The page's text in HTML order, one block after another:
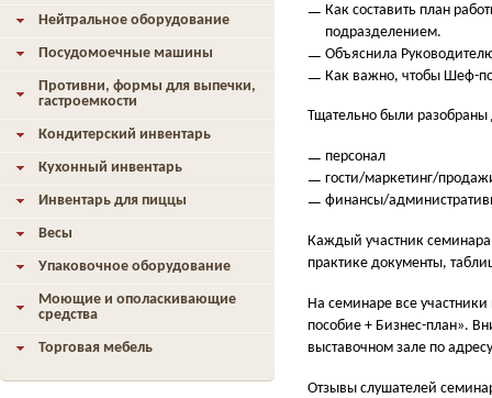
Как составить план
подразделением.
Объяснила
Как важно, чтобы Шеф-
Тщательно были
персонал
гости/маркетинг/
финансы/
Каждый участник
практике документы,
На семинаре все
пособие + Бизнес-план».
выставочном зале по
Отзывы слушателей
Нейтральное оборудование
Посудомоечные машины
Противни, формы для выпечки,
гастроемкости
Кондитерский инвентарь
Кухонный инвентарь
Инвентарь для пиццы
Весы
Упаковочное оборудование
Моющие и ополаскивающие
средства
Торговая мебель